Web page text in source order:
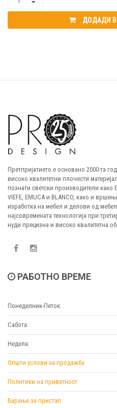
ДОДАДИ
Претпријатието е основано 2000-та
високо квалитетни плочести
познати светски производители како
VIEFE, EMUCA и BLANCO, како и
изработка на мебел и делови од
најсовремената технологија при
нуди прецизна и високо квалитетна
РАБОТНО ВРЕМЕ
Понеделник-Петок:
Сабота:
Недела:
Општи услови за продажба
Политики на приватност
Барање за пристап